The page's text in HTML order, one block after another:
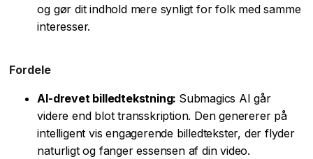
og gør dit indhold mere synligt for folk med samme
interesser.
Fordele
AI-drevet billedtekstning: Submagics AI går
videre end blot transskription. Den genererer på
intelligent vis engagerende billedtekster, der flyder
naturligt og fanger essensen af din video.